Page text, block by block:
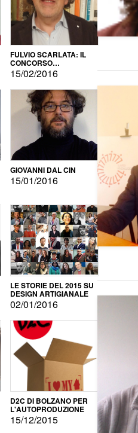
FULVIO SCARLATA: IL
CONCORSO
LETTERARIO
15/02/2016
GIOVANNI DAL CIN
15/01/2016
LE STORIE DEL 2015 SU
DESIGN ARTIGIANALE
02/01/2016
D2C DI BOLZANO PER
L'AUTOPRODUZIONE
15/12/2015